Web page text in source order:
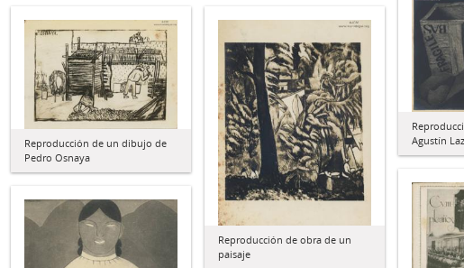
Agustín
Reproducción de un dibujo de
Pedro Osnaya
Reproducción de obra de un
paisaje